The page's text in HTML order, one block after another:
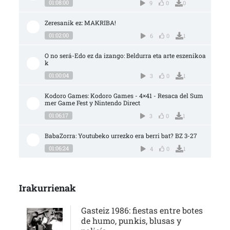
01:08:00 9 0 0
Zeresanik ez: MAKRIBA!
01:02:00 6 0 1
O no será-Edo ez da izango: Beldurra eta arte eszenikoa
k
01:00:04 3 0 1
Kodoro Games: Kodoro Games - 4×41 - Resaca del Sum
mer Game Fest y Nintendo Direct
01:06:17 3 0 1
BabaZorra: Youtubeko urrezko era berri bat? BZ 3-27
01:06:24 4 0 1
Irakurrienak
Gasteiz 1986: fiestas entre botes
de humo, punkis, blusas y